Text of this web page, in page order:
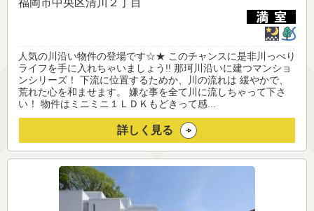
福岡市中央区清川２丁目
人気の川沿い物件の登場です☆★ このチャンスに是非川っぺり
ライフを手に入れちゃいましょう!! 那珂川沿いに建つマンショ
ンシリーズ！ 下流に位置するためか、川の流れは 緩やかで、
荒れた心を和ませます。 嫌な事を全て川に流しちゃって下さ
い！ 物件はミニミニ１ＬＤＫもどきって感...
詳しく見る